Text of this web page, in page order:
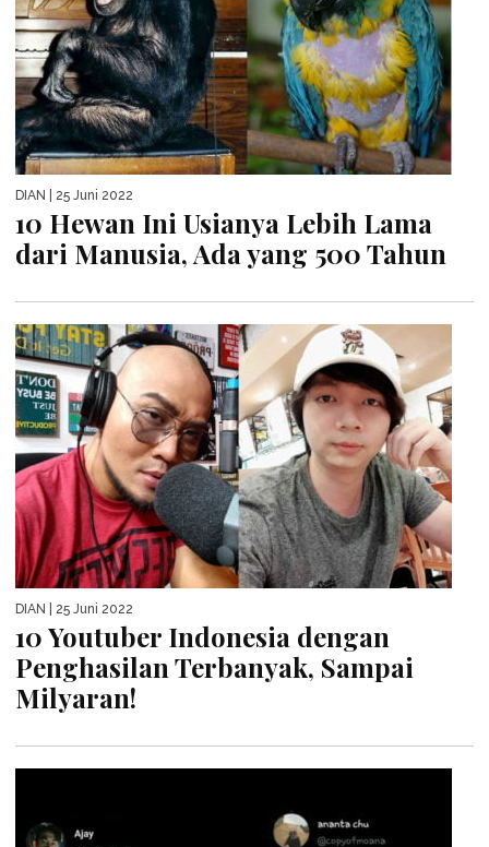
DIAN | 25 Juni 2022
10 Hewan Ini Usianya Lebih Lama
dari Manusia, Ada yang 500 Tahun
DIAN | 25 Juni 2022
10 Youtuber Indonesia dengan
Penghasilan Terbanyak, Sampai
Milyaran!